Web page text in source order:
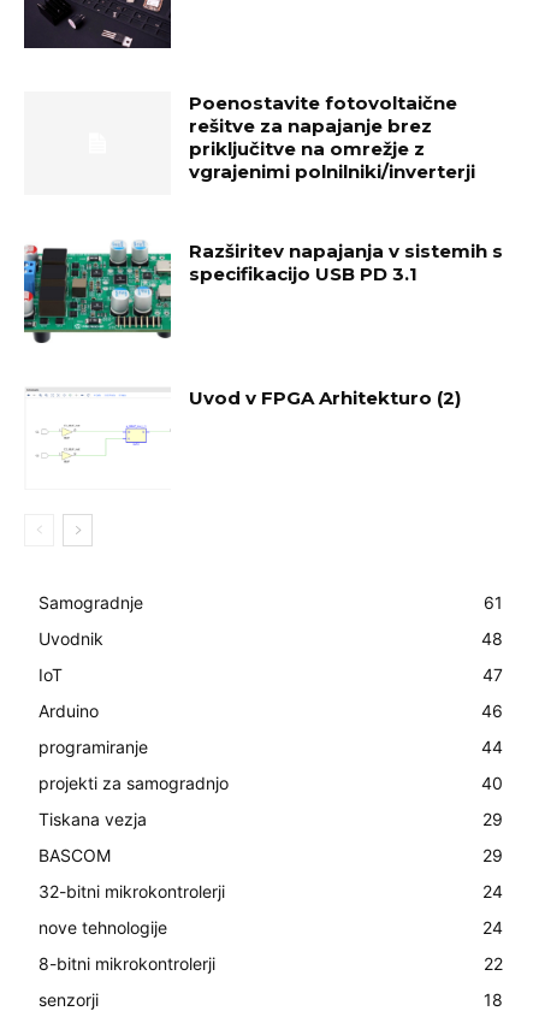
Poenostavite fotovoltaične
rešitve za napajanje brez
priključitve na omrežje z
vgrajenimi polnilniki/inverterji
Razširitev napajanja v sistemih s
specifikacijo USB PD 3.1
Uvod v FPGA Arhitekturo (2)
Samogradnje
61
Uvodnik
48
IoT
47
Arduino
46
programiranje
44
projekti za samogradnjo
40
Tiskana vezja
29
BASCOM
29
32-bitni mikrokontrolerji
24
nove tehnologije
24
8-bitni mikrokontrolerji
22
senzorji
18